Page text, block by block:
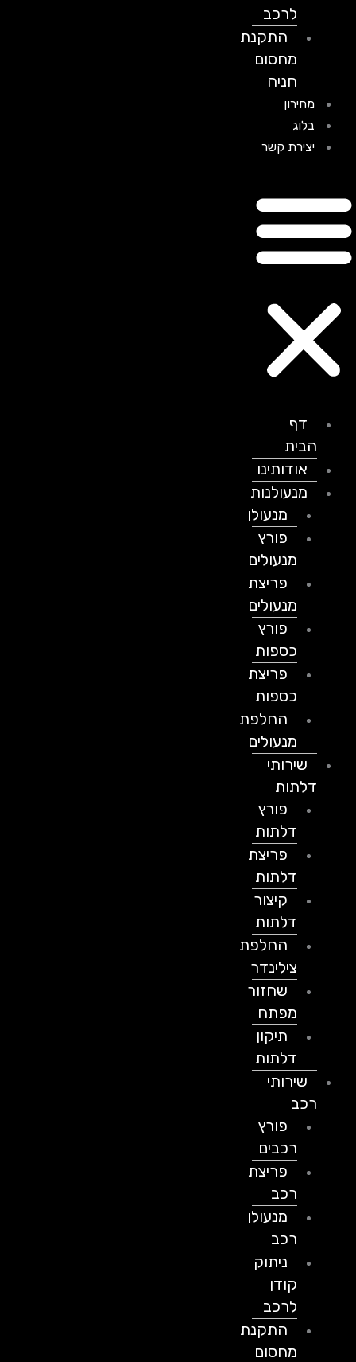
לרכב
התקנת
מחסום
חניה
מחירון
בלוג
יצירת קשר
דף
הבית
אודותינו
מנעולנות
מנעולן
פורץ
מנעולים
פריצת
מנעולים
פורץ
כספות
פריצת
כספות
החלפת
מנעולים
שירותי
דלתות
פורץ
דלתות
פריצת
דלתות
קיצור
דלתות
החלפת
צילינדר
שחזור
מפתח
תיקון
דלתות
שירותי
פורץ
רכבים
פריצת
מנעולן
ניתוק
לרכב
התקנת
מחסום